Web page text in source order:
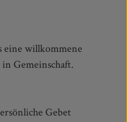
Gemeinschaft.
Gebet